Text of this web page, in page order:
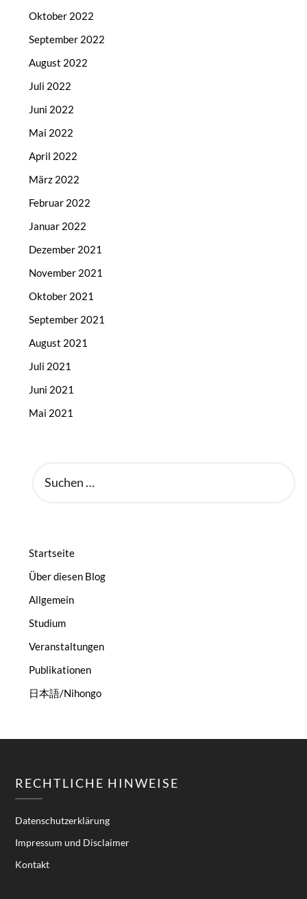
Oktober 2022
September 2022
August 2022
Juli 2022
Juni 2022
Mai 2022
April 2022
März 2022
Februar 2022
Januar 2022
Dezember 2021
November 2021
Oktober 2021
September 2021
August 2021
Juli 2021
Juni 2021
Mai 2021
NACH:
Startseite
Über diesen Blog
Allgemein
Studium
Veranstaltungen
Publikationen
日本語/Nihongo
RECHTLICHE HINWEISE
Datenschutzerklärung
Impressum und Disclaimer
Kontakt